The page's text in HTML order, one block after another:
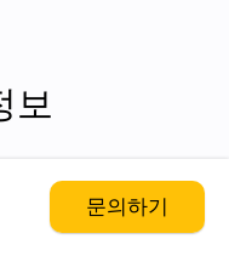
보
냑 해변에는 오직 하
니다.
문의하기